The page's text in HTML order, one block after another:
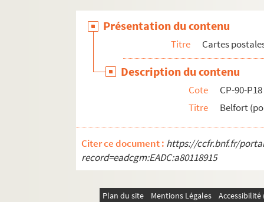
Présentation du contenu
Titre Cartes
Description du contenu
Cote
CP-90-P18
Titre
Belfort
Citer ce document : https://ccfr.bnf.fr/
record=eadcgm:EADC:a80118915
Plan du site Mentions Légales